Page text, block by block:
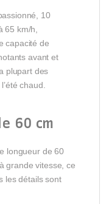
10
65 km/h,
capacité de
avant et
plupart des
chaud.
60 cm
longueur de 60
grande vitesse, ce
les détails sont